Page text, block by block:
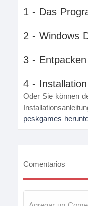
1 - Das
2 - Windows
3 - Entpacken
4 - Installation
Oder Sie können
peskgames
Comentarios